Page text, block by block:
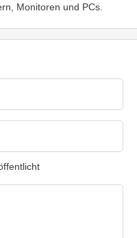
Monitoren und PCs.